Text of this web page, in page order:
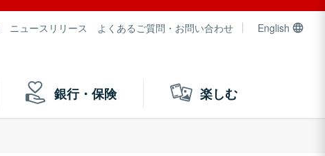
ニュースリリース よくあるご質問・お問い合わせ English
銀行・保険 楽しむ